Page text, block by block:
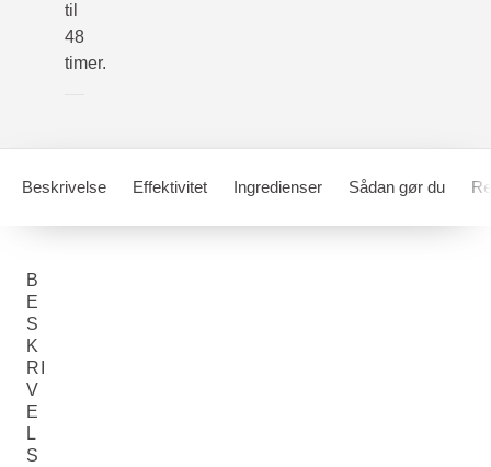
til
48
timer.
Beskrivelse Effektivitet Ingredienser Sådan gør du
B
E
S
K
RI
V
E
L
S